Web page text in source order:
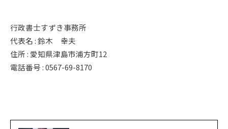
行政書士すずき事務所
代表名 : 鈴木 幸夫
住所 : 愛知県津島市浦方町12
電話番号 : 0567-69-8170